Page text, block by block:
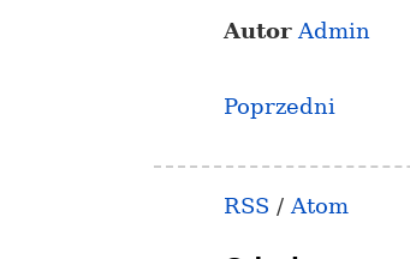
AutorAdmin
Poprzedni
RSS /Atom